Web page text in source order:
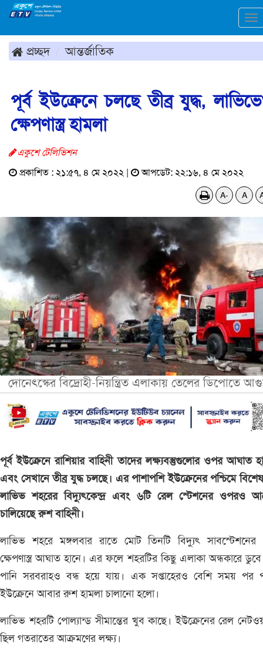
প্রচ্ছদ আন্তর্জাতিক
পূর্ব ইউক্রেনে চলছে তীব্র যুদ্ধ,
ক্ষেপণাস্ত্র হামলা
একুশে টেলিভিশন
প্রকাশিত : ২১:৫৭, ৪ মে ২০২২ |
আপডেট: ২২:১৬, ৪ মে ২০২২
A- A
দোনেৎস্কের বিদ্রোহী-নিয়ন্ত্রিত এলাকায় তেলের ডিপোতে
পূর্ব ইউক্রেনে রাশিয়ার বাহিনী তাদের লক্ষ্যবস্তুগুলোর ওপর আঘাত
এবং সেখানে তীব্র যুদ্ধ চলছে। এর পাশাপশি ইউক্রেনের পশ্চিমে
লাভিভ শহরের বিদ্যুৎকেন্দ্র এবং ৬টি রেল স্টেশনের ওপরও
চালিয়েছে রুশ বাহিনী।
লাভিভ শহরে মঙ্গলবার রাতে মোট তিনটি বিদ্যুৎ
ক্ষেপণাস্ত্র আঘাত হানে। এর ফলে শহরটির কিছু এলাকা অন্ধকারে
পানি সরবরাহও বন্ধ হয়ে যায়। এক সপ্তাহেরও বেশি সময় পর
ইউক্রেনে আবার রুশ হামলা চালানো হলো।
লাভিভ শহরটি পোল্যান্ড সীমান্তের খুব কাছে। ইউক্রেনের রেল
ছিল গতরাতের আক্রমণের লক্ষ্য।